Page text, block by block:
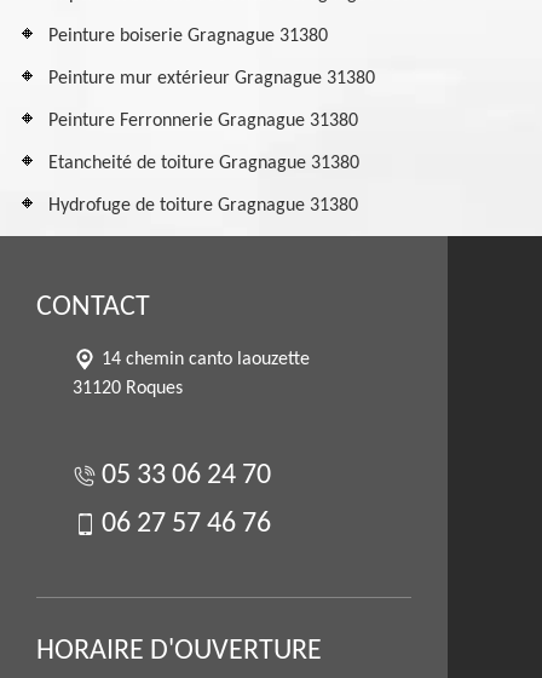
Peinture boiserie Gragnague 31380
Peinture mur extérieur Gragnague 31380
Peinture Ferronnerie Gragnague 31380
Etancheité de toiture Gragnague 31380
Hydrofuge de toiture Gragnague 31380
CONTACT
14 chemin canto laouzette
31120 Roques
05 33 06 24 70
06 27 57 46 76
HORAIRE D'OUVERTURE